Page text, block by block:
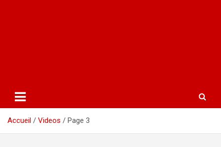
Accueil Videos Page 3